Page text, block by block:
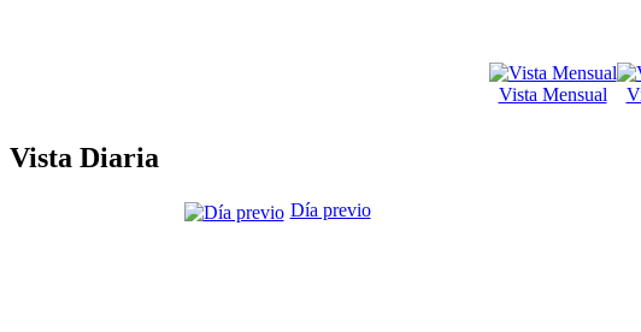
Vista Mensual
Vista Diaria
Día previo